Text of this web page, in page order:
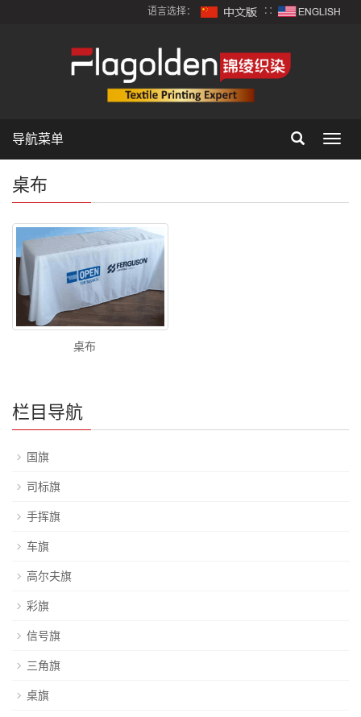
语言选择： ∷
导航菜单
桌布
桌布
栏目导航
国旗
司标旗
手挥旗
车旗
高尔夫旗
彩旗
信号旗
三角旗
桌旗